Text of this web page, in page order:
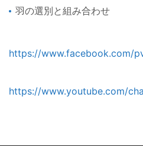
羽の選別と組み合わせ
https://www.facebook.com/
https://www.youtube.com/